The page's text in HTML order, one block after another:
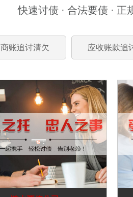
快速讨债 · 合法要债 · 正
商账追讨清欠 应收账款追